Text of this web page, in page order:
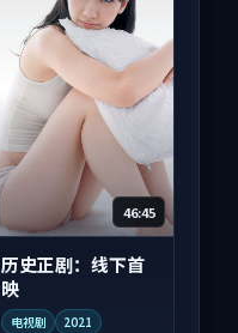
46:45
历史正剧：线下首
映
电视剧 2021